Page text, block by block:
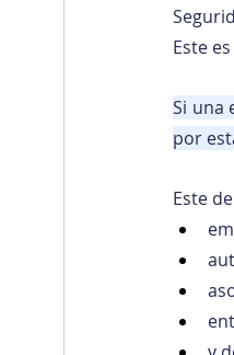
Este
Si una
por
Este